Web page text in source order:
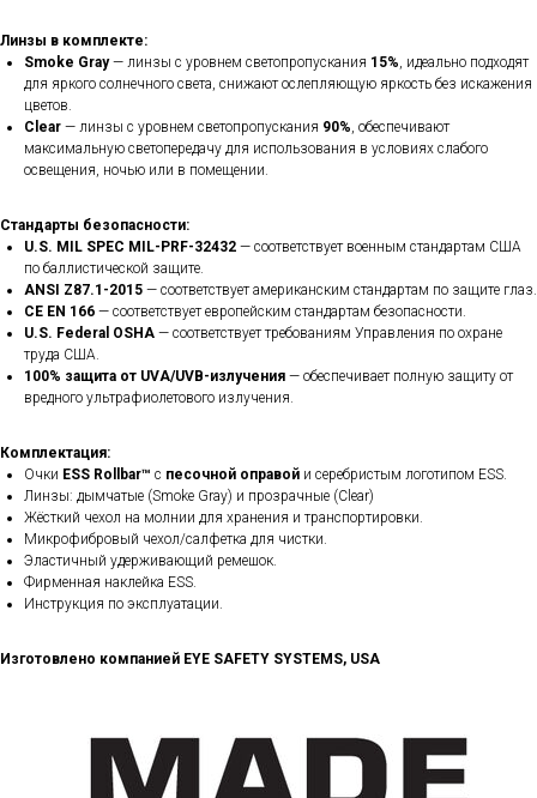
Линзы в комплекте:
Smoke Gray— линзы с уровнем светопропускания 15%, идеально подходят
для яркого солнечного света, снижают ослепляющую яркость без искажения
цветов.
Clear — линзы с уровнем светопропускания 90%, обеспечивают
максимальную светопередачу для использования в условиях слабого
освещения, ночью или в помещении.
Стандарты безопасности:
U.S. MIL SPEC MIL-PRF-32432 — соответствует военным стандартам США
по баллистической защите.
ANSI Z87.1-2015 — соответствует американским стандартам по защите глаз.
CE EN 166 — соответствует европейским стандартам безопасности.
U.S. Federal OSHA — соответствует требованиям Управления по охране
труда США.
100% защита от UVA/UVB-излучения — обеспечивает полную защиту от
вредного ультрафиолетового излучения.
Комплектация:
Очки ESS Rollbar™ с песочной оправой и серебристым логотипом ESS.
Линзы: дымчатые (Smoke Gray) и прозрачные (Clear)
Жёсткий чехол на молнии для хранения и транспортировки.
Микрофибровый чехол/салфетка для чистки.
Эластичный удерживающий ремешок.
Фирменная наклейка ESS.
Инструкция по эксплуатации.
Изготовлено компанией EYE SAFETY SYSTEMS, USA